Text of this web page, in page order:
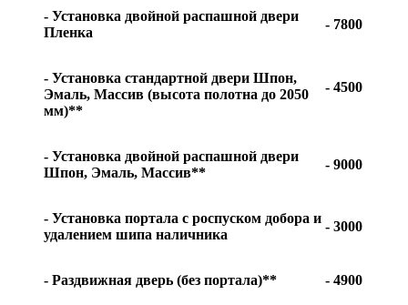
- Установка двойной распашной двери
Пленка
- 7800
- Установка стандартной двери Шпон,
Эмаль, Массив (высота полотна до 2050
мм)**
- 4500
- Установка двойной распашной двери
Шпон, Эмаль, Массив**
- 9000
- Установка портала с роспуском добора и
удалением шипа наличника
- 3000
- Раздвижная дверь (без портала)** - 4900